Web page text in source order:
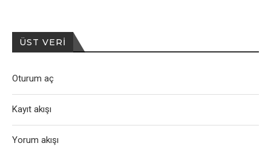
ÜST VERI
Oturum aç
Kayıt akışı
Yorum akışı